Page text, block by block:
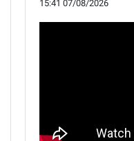
15:41 07/08/2026